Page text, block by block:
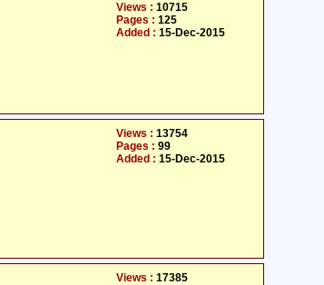
Views : 10715
Pages : 125
Added : 15-Dec-2015
Views : 13754
Pages : 99
Added : 15-Dec-2015
Views : 17385